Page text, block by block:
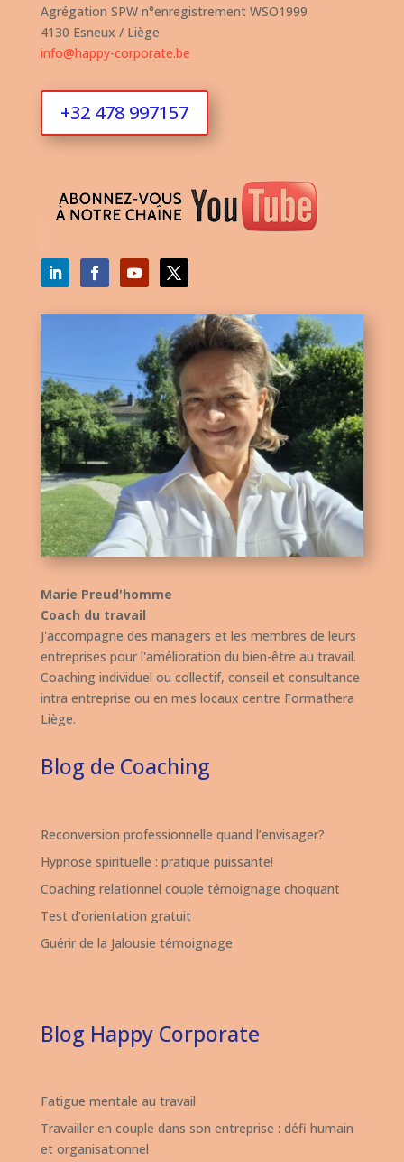
Agrégation SPW n°enregistrement WSO1999
4130 Esneux / Liège
info@happy-corporate.be
+32 478 997157
Marie Preud'homme
Coach du travail
J'accompagne des managers et les membres de leurs
entreprises pour l'amélioration du bien-être au travail.
Coaching individuel ou collectif, conseil et consultance
intra entreprise ou en mes locaux centre Formathera
Liège.
Blog de Coaching
Reconversion professionnelle quand l’envisager?
Hypnose spirituelle : pratique puissante!
Coaching relationnel couple témoignage choquant
Test d’orientation gratuit
Guérir de la Jalousie témoignage
Blog Happy Corporate
Fatigue mentale au travail
Travailler en couple dans son entreprise : défi humain
et organisationnel